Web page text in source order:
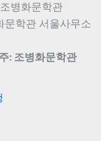
병화문학관
문학관 서울사무소
: 조병화문학관